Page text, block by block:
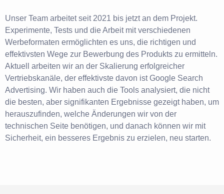
Unser Team arbeitet seit 2021 bis jetzt an dem Projekt.
Experimente, Tests und die Arbeit mit verschiedenen
Werbeformaten ermöglichten es uns, die richtigen und
effektivsten Wege zur Bewerbung des Produkts zu ermitteln.
Aktuell arbeiten wir an der Skalierung erfolgreicher
Vertriebskanäle, der effektivste davon ist Google Search
Advertising. Wir haben auch die Tools analysiert, die nicht
die besten, aber signifikanten Ergebnisse gezeigt haben, um
herauszufinden, welche Änderungen wir von der
technischen Seite benötigen, und danach können wir mit
Sicherheit, ein besseres Ergebnis zu erzielen, neu starten.